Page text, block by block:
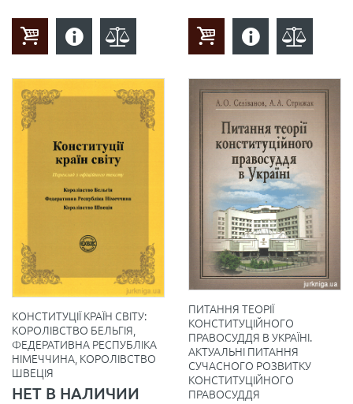
КОНСТИТУЦІЇ КРАЇН СВІТУ:
КОРОЛІВСТВО БЕЛЬГІЯ,
ФЕДЕРАТИВНА РЕСПУБЛІКА
НІМЕЧЧИНА, КОРОЛІВСТВО
ШВЕЦІЯ
НЕТ В НАЛИЧИИ
ПИТАННЯ ТЕОРІЇ
КОНСТИТУЦІЙНОГО
ПРАВОСУДДЯ В УКРАЇНІ.
АКТУАЛЬНІ ПИТАННЯ
СУЧАСНОГО РОЗВИТКУ
КОНСТИТУЦІЙНОГО
ПРАВОСУДДЯ